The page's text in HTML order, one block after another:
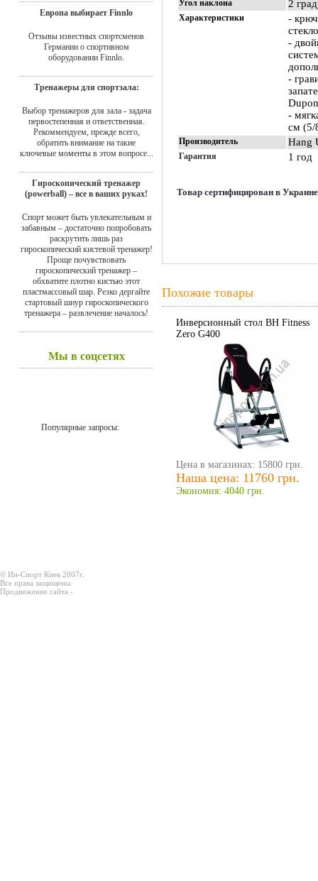
Европа выбирает Finnlo
Отзывы известных спортсменов
Германии о спортивном
оборудовании Finnlo.
Тренажеры для спортзала:
Выбор тренажеров для зала - задача
первостепенная и ответственная.
Рекоммендуем, прежде всего,
обратить внимание на такие
ключевые моменты в этом вопросе...
Гироскопический тренажер
(powerball) – все в ваших руках!
Спорт может быть увлекательным и
забавным – достаточно попробовать
раскрутить лишь раз
гироскопический кистевой тренажер!
Проще почувствовать
гироскопический тренажер –
обхватите плотно кистью этот
пластмассовый шар. Резко дергайте
стартовый шнур гироскопического
тренажера – развлечение началось!
Мы в соцсетях
Популярные запросы:
Угол наклона 2
Характеристики
-
-
-
-
см (5/
Производитель Hang
Гарантия 1 год
Товар сертифицирован в
Похожие товары
Инверсионный стол BH Fitness
Zero G400
Цена в магазинах: 15800 грн.
Наша цена: 11760 грн.
Экономия: 4040 грн.
© Ин-Спорт Киев 2007г.
Все права защищены.
Продвижение сайта -